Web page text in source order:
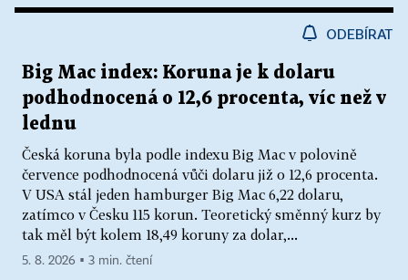
ODEBÍRAT
Big Mac index: Koruna je k dolaru
podhodnocená o 12,6 procenta, víc než v
lednu
Česká koruna byla podle indexu Big Mac v polovině
července podhodnocená vůči dolaru již o 12,6 procenta.
V USA stál jeden hamburger Big Mac 6,22 dolaru,
zatímco v Česku 115 korun. Teoretický směnný kurz by
tak měl být kolem 18,49 koruny za dolar,...
5. 8. 2026 ▪ 3 min. čtení